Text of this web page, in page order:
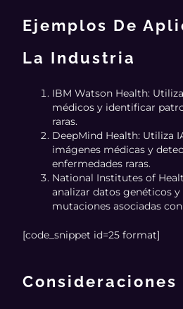
Ejemplos De
La Industria
IBM Watson Health:
médicos y identificar
raras.
DeepMind Health: Utiliza
imágenes médicas y
enfermedades raras.
National Institutes of
analizar datos genéticos
mutaciones asociadas
[code_snippet id=25 format]
Consideraciones